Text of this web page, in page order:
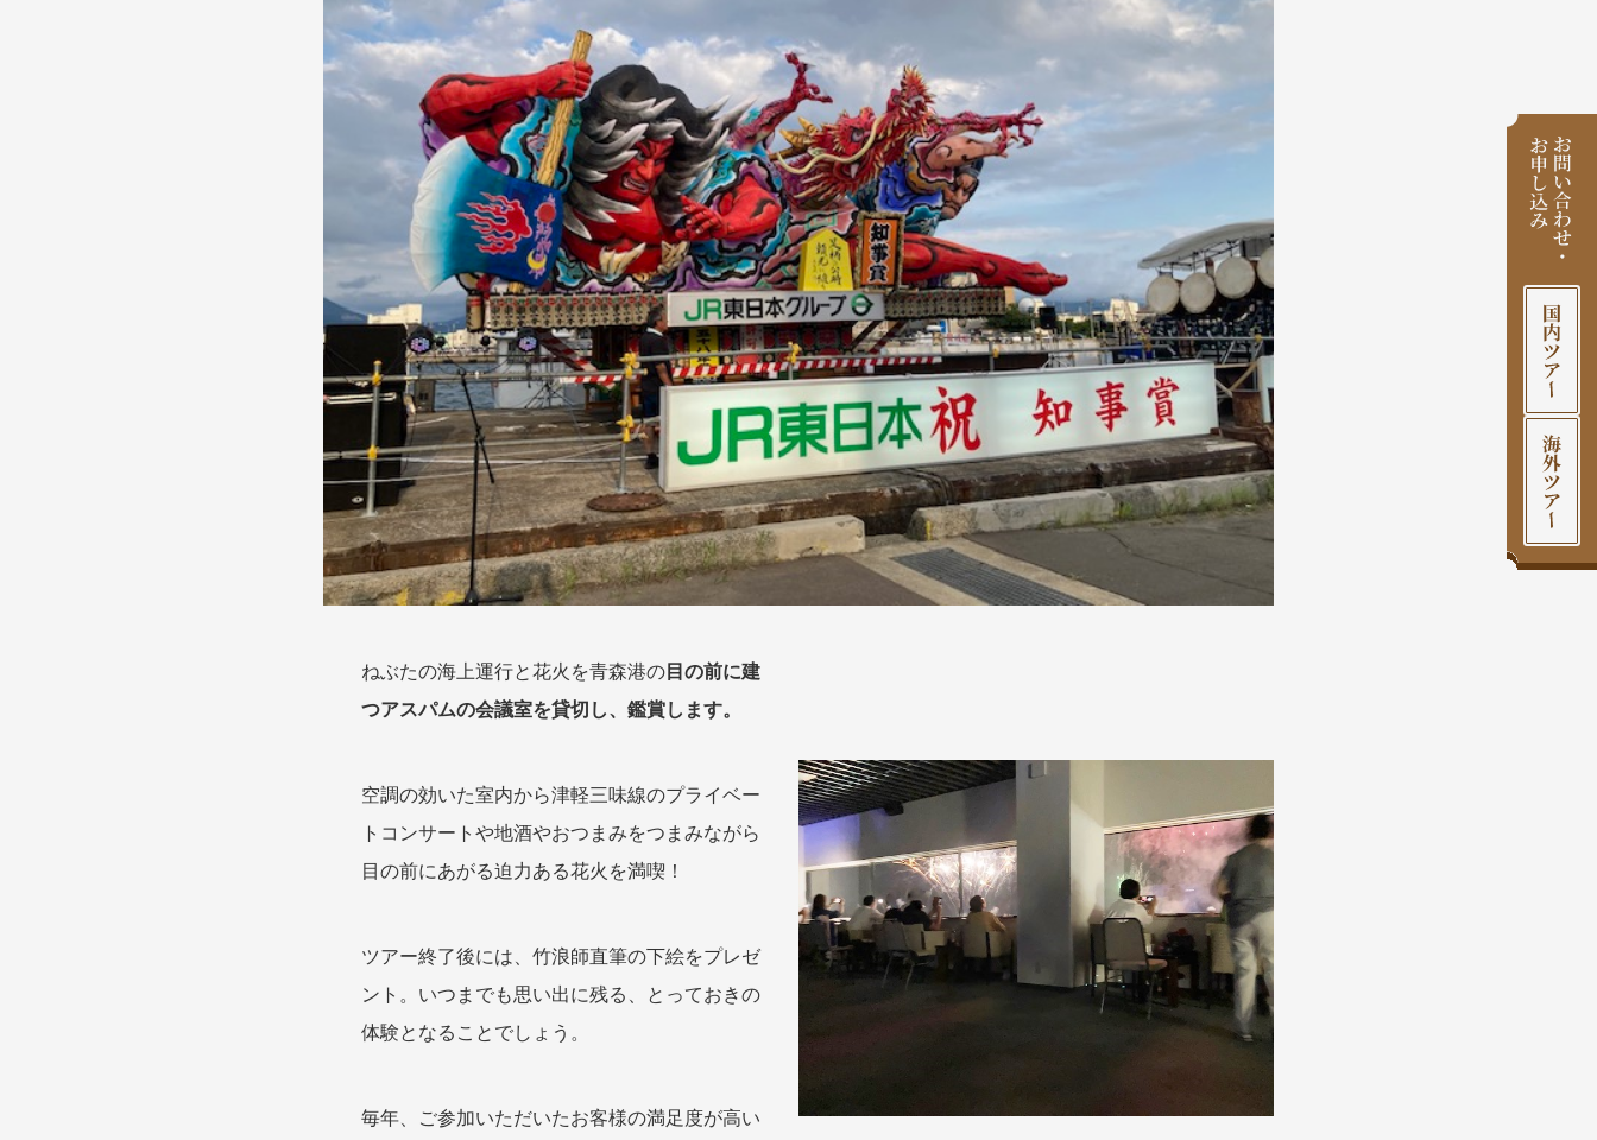
ねぶたの海上運行と花火を青森港の 目の前に建
つアスパムの会議室を貸切し、鑑賞します。
空調の効いた室内から津軽三味線のプライベー
トコンサートや地酒やおつまみをつまみながら
目の前にあがる迫力ある花火を満喫！
ツアー終了後には、竹浪師直筆の下絵をプレゼ
ント。いつまでも思い出に残る、とっておきの
体験となることでしょう。
毎年、ご参加いただいたお客様の満足度が高い